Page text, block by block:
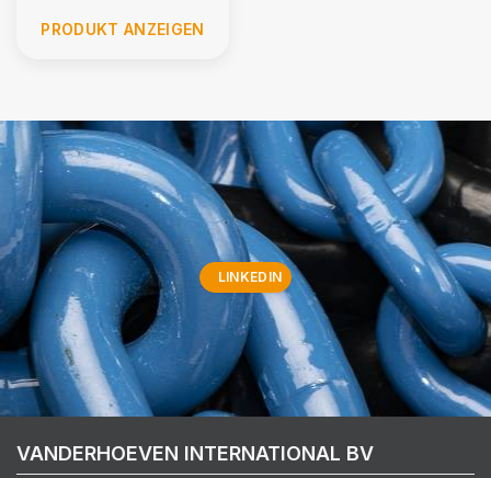
PRODUKT ANZEIGEN
LINKEDIN
VANDERHOEVEN INTERNATIONAL BV